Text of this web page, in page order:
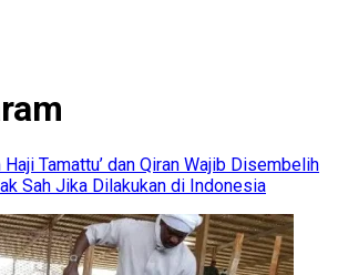
Tamattu’ dan Qiran Wajib Disembelih
Sah Jika Dilakukan di Indonesia